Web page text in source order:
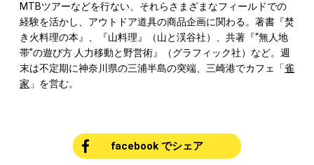
MTBツアーなどを行ない、それらさまざまなフィールドでの
経験を活かし、アウトドア道具の商品企画に関わる。著書『焚
き火料理の本』、『山料理』（山と渓谷社）、共著『“無人地
帯”の遊び方 人力移動と野営術』（グラフィック社）など。週
末は不定期に神奈川県の三浦半島の突端、三崎港でカフェ「雀
家 」を営む。
facebook でシェア